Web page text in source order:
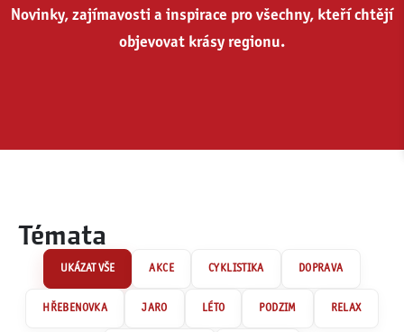
Novinky, zajímavosti a inspirace pro všechny, kteří chtějí
objevovat krásy regionu.
Témata
AKCE CYKLISTIKA DOPRAVA
HŘEBENOVKA JARO LÉTO PODZIM RELAX